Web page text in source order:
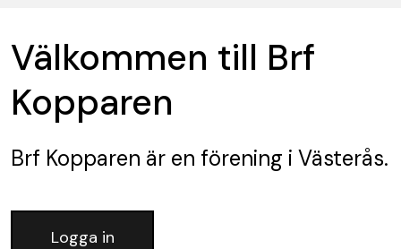
Välkommen till Brf
Kopparen
Brf Kopparen är en förening i Västerås.
Logga in